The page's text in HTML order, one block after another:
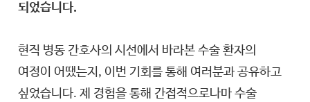
되었습니다.
현직 병동 간호사의 시선에서 바라본 수술 환자의
여정이 어땠는지, 이번 기회를 통해 여러분과 공유하고
싶었습니다. 제 경험을 통해 간접적으로나마 수술